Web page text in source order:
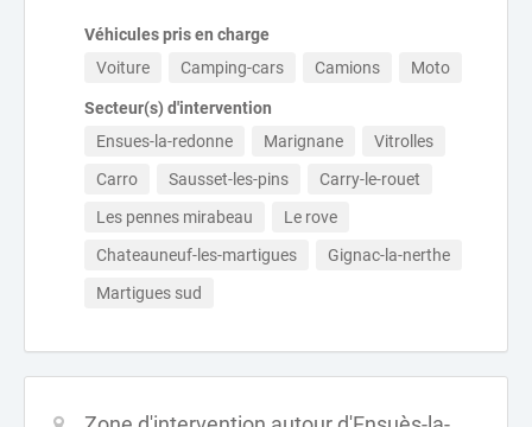
Véhicules pris en charge
Voiture
Camping-cars Camions Moto
Secteur(s) d'intervention
Ensues-la-redonne
Marignane
Vitrolles
Carro
Sausset-les-pins
Carry-le-rouet
Les pennes mirabeau
Le rove
Chateauneuf-les-martigues
Gignac-la-nerthe
Martigues sud